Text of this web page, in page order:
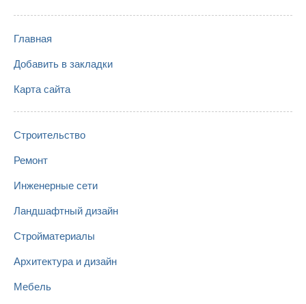
Главная
Добавить в закладки
Карта сайта
Строительство
Ремонт
Инженерные сети
Ландшафтный дизайн
Стройматериалы
Архитектура и дизайн
Мебель